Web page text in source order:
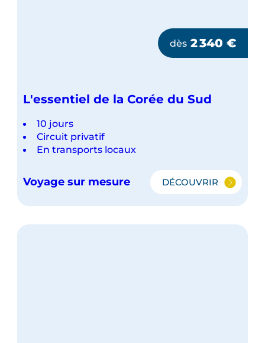
dès 2 340 €
L'essentiel de la Corée du Sud
10 jours
Circuit privatif
En transports locaux
Voyage sur mesure DÉCOUVRIR
L'ESSENTIEL
CORÉE